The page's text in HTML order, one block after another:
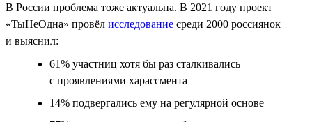
В России проблема тоже актуальна. В 2021 году проект
«ТыНеОдна» провёл исследование среди 2000 россиянок
и выяснил:
61% участниц хотя бы раз сталкивались
с проявлениями харассмента
14% подвергались ему на регулярной основе